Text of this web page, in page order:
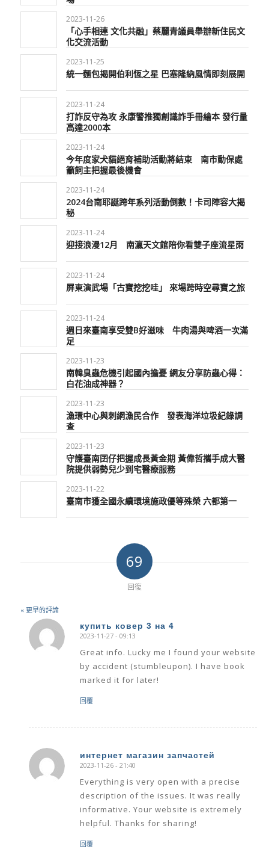
2023-11-26
「心手相連 文化共融」蔡麗青議員舉辦新住民文
化交流活動
2023-11-25
統一麵包揭開伯利恆之星 巴塞隆納風情即刻展開
2023-11-24
打詐反守為攻 永康警推獨創識詐手冊繪本 發行量
高達2000本
2023-11-24
今年度家犬貓絕育補助活動將結束 南市動保處
籲飼主把握最後機會
2023-11-24
2024台南耶誕跨年系列活動倒數！卡司陣容大揭
秘
2023-11-24
迎接浪漫12月 南瀛天文館陪你看雙子座流星雨
2023-11-24
屏東演武場「古寶挖挖哇」 來場跨時空尋寶之旅
2023-11-24
週日來臺南享受雙B好滋味 牛肉湯與啤酒一次滿
足
2023-11-23
南韓臭蟲危機引起國內擔憂 網友分享防蟲心得：
白花油成神器？
2023-11-23
漁環中心與刺網漁民合作 發表海洋垃圾紀錄調
查
2023-11-23
守護臺南囝仔把握成長黃金期 黃偉哲攜手成大醫
院提供弱勢兒少到宅醫療服務
2023-11-22
臺南市獲全國永續環境施政優等殊榮 六都第一
69
回復
« 更早的評論
купить ковер 3 на 4
says:
2023-11-27 - 09:13
Great info. Lucky me I found your website
by accident (stumbleupon). I have book
marked it for later!
回覆
интернет магазин запчастей
says:
2023-11-26 - 21:40
Everything is very open with a precise
description of the issues. It was really
informative. Your website is extremely
helpful. Thanks for sharing!
回覆